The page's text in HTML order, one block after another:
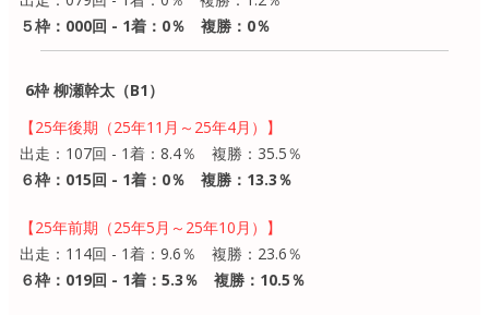
５枠：000回 - 1着：0％ 複勝：0％
6枠 柳瀬幹太（B1）
【25年後期（25年11月～25年4月）】
出走：107回 - 1着：8.4％ 複勝：35.5％
６枠：015回 - 1着：0％ 複勝：13.3％
【25年前期（25年5月～25年10月）】
出走：114回 - 1着：9.6％ 複勝：23.6％
６枠：019回 - 1着：5.3％ 複勝：10.5％